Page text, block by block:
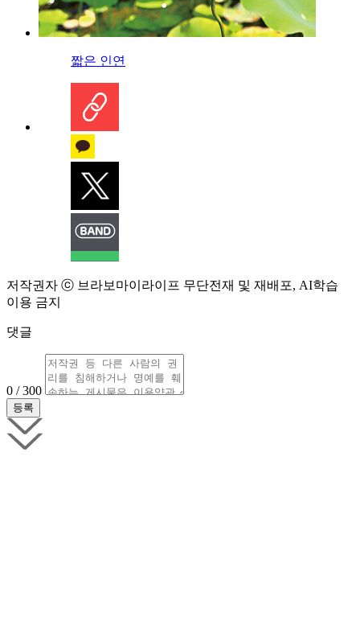
짧은 인연
저작권자 ⓒ 브라보마이라이프 무단전재 및 재배포, AI학습
이용 금지
댓글
0 / 300